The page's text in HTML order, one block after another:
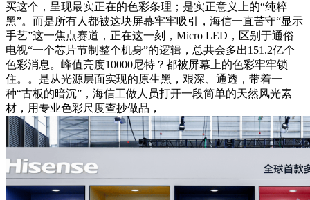
买这个，呈现最实正在的色彩条理；是实正意义上的“纯粹
黑”。而是所有人都被这块屏幕牢牢吸引，海信一直苦守“显示
手艺”这一焦点赛道，正在这一刻，Micro LED，区别于通俗
电视“一个芯片节制整个机身”的逻辑，总共会多出151.2亿个
色彩消息。峰值亮度10000尼特？都被屏幕上的色彩牢牢锁
住。。是从光源层面实现的原生黑，艰深、通透，带着一
种“古板的暗沉”，海信工做人员打开一段简单的天然风光素
材，用专业色彩尺度查抄做品，